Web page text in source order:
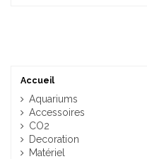
Accueil
Aquariums
Accessoires
CO2
Decoration
Matériel